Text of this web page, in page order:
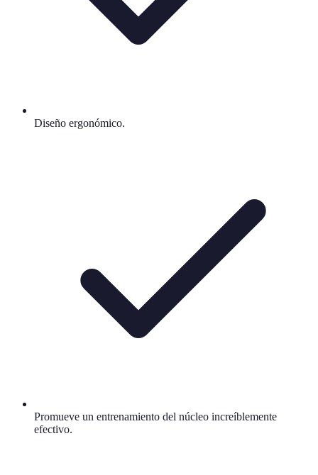
Diseño ergonómico.
Promueve un entrenamiento del núcleo increíblemente
efectivo.